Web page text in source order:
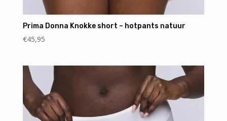
Prima Donna Knokke short – hotpants natuur
€45,95